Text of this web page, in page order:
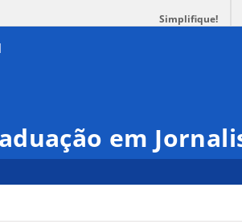
Simplifique!
em